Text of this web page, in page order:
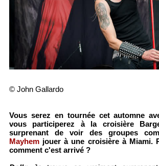
© John Gallardo
Vous serez en tournée cet automne
vous participerez à la croisière
surprenant de voir des groupes
Mayhemjouer à une croisière à Miami.
comment c'est arrivé ?